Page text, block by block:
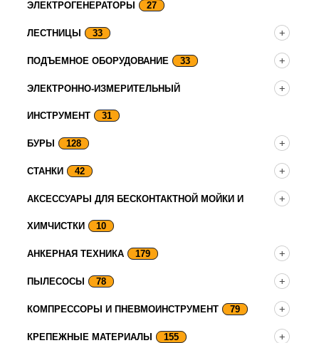
ЭЛЕКТРОГЕНЕРАТОРЫ 27
ЛЕСТНИЦЫ 33
ПОДЪЕМНОЕ ОБОРУДОВАНИЕ 33
ЭЛЕКТРОННО-ИЗМЕРИТЕЛЬНЫЙ
ИНСТРУМЕНТ 31
БУРЫ 128
СТАНКИ 42
АКСЕССУАРЫ ДЛЯ БЕСКОНТАКТНОЙ МОЙКИ И
ХИМЧИСТКИ 10
АНКЕРНАЯ ТЕХНИКА 179
ПЫЛЕСОСЫ 78
КОМПРЕССОРЫ И ПНЕВМОИНСТРУМЕНТ 79
КРЕПЕЖНЫЕ МАТЕРИАЛЫ 155